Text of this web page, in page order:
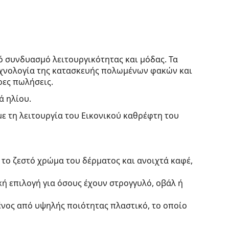
λειτουργικότητας και μόδας. Τα
της κατασκευής πολωμένων φακών και
πωλήσεις.
ηλίου.
τη λειτουργία του Εικονικού καθρέφτη του
ζεστό χρώμα του δέρματος και ανοιχτά καφέ,
επιλογή για όσους έχουν στρογγυλό, οβάλ ή
από υψηλής ποιότητας πλαστικό, το οποίο